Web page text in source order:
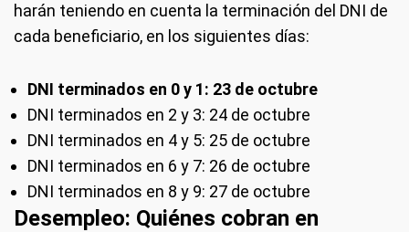
harán teniendo en cuenta la terminación del DNI de
cada beneficiario, en los siguientes días:
DNI terminados en 0 y 1: 23 de octubre
DNI terminados en 2 y 3: 24 de octubre
DNI terminados en 4 y 5: 25 de octubre
DNI terminados en 6 y 7: 26 de octubre
DNI terminados en 8 y 9: 27 de octubre
Desempleo: Quiénes cobran en